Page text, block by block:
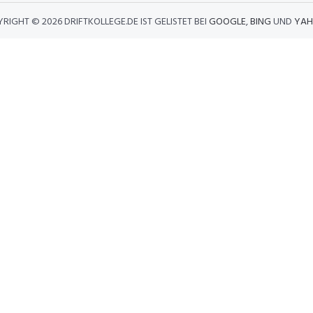
©2026 DRIFTKOLLEGE.DE IST GELISTET BEIGOOGLE,BINGUND